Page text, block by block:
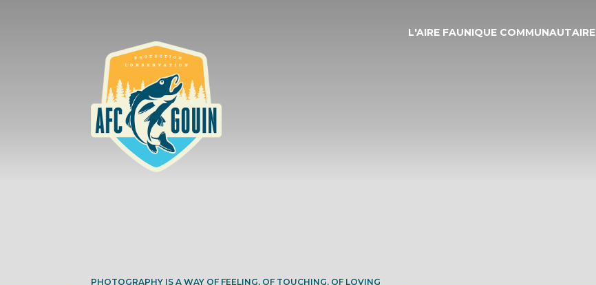
L'AIRE FAUNIQUE COMMUNAUTAIRE
PHOTOGRAPHY IS A WAY OF FEELING, OF TOUCHING, OF LOVING